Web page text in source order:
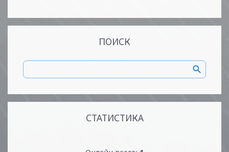
ПОИСК
СТАТИСТИКА